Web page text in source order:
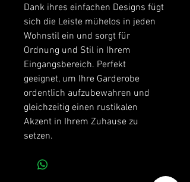
Dank ihres einfachen Designs fügt
sich die Leiste mühelos in jeden
Wohnstil ein und sorgt für
Ordnung und Stil in Ihrem
Eingangsbereich. Perfekt
geeignet, um Ihre Garderobe
ordentlich aufzubewahren und
gleichzeitig einen rustikalen
Akzent in Ihrem Zuhause zu
setzen.